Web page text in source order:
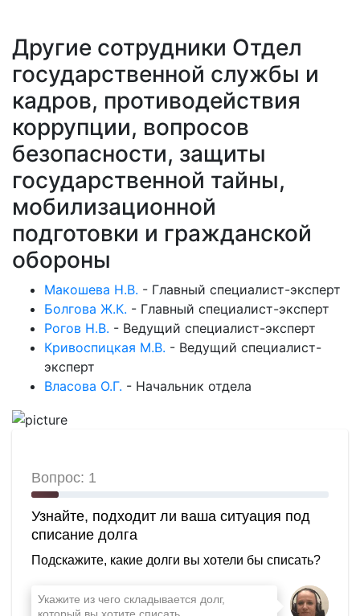
Другие сотрудники Отдел
государственной службы и
кадров, противодействия
коррупции, вопросов
безопасности, защиты
государственной тайны,
мобилизационной
подготовки и гражданской
обороны
Макошева Н.В. - Главный специалист-эксперт
Болгова Ж.К. - Главный специалист-эксперт
Рогов Н.В. - Ведущий специалист-эксперт
Кривоспицкая М.В. - Ведущий специалист-
эксперт
Власова О.Г. - Начальник отдела